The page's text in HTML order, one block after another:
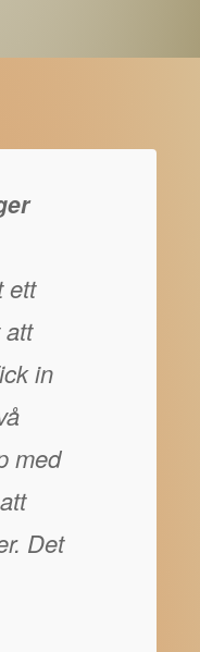
ett
att
in
med
Det